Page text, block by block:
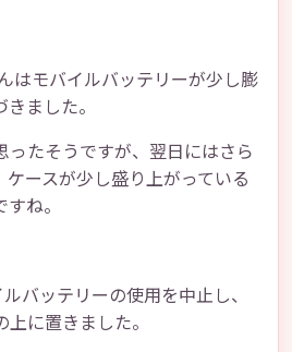
はモバイルバッテリーが少し膨
ました。
ったそうですが、翌日にはさら
ースが少し盛り上がっている
ね。
バッテリーの使用を中止し、
に置きました。